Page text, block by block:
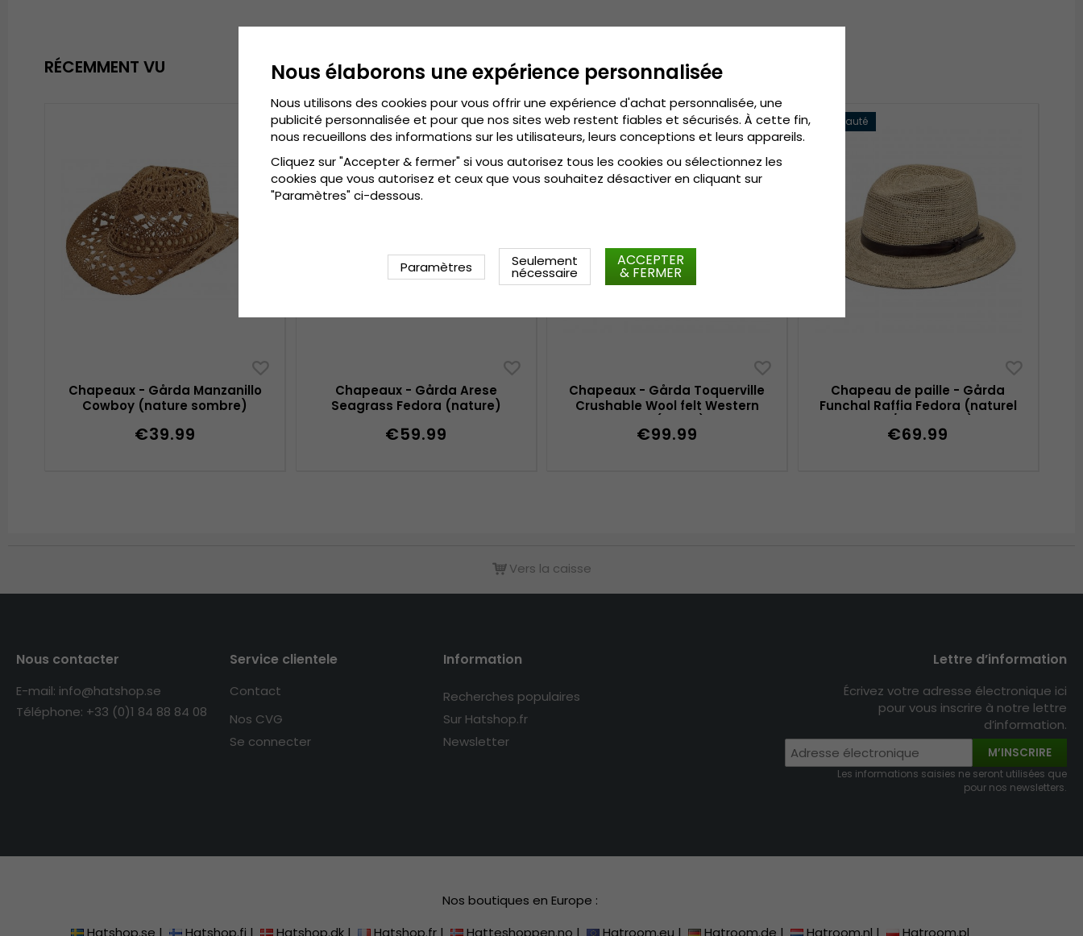
RÉCEMMENT VU
Chapeaux - Gårda Manzanillo
Cowboy (nature sombre)
€39.99
Chapeaux - Gårda Arese
Seagrass Fedora (nature)
€59.99
Chapeaux - Gårda Toquerville
Crushable Wool felt Western
€99.99
Nouveauté
Chapeau de paille - Gårda
Funchal Raffia Fedora (naturel
€69.99
Vers la caisse
Nous contacter
E-mail: info@hatshop.se
Téléphone: +33 (0)1 84 88 84 08
Service clientele
Contact
Nos CVG
Se connecter
Information
Recherches populaires
Sur Hatshop.fr
Newsletter
Lettre d’information
Écrivez votre adresse électronique ici
pour vous inscrire à notre lettre
d’information.
M’INSCRIRE
Les informations saisies ne seront utilisées que
pour nos newsletters.
Nos boutiques en Europe :
Hatshop.se | Hatshop.fi | Hatshop.dk | Hatshop.fr | Hatteshoppen.no | Hatroom.eu | Hatroom.de | Hatroom.nl | Hatroom.pl
Nous élaborons une expérience personnalisée
Nous utilisons des cookies pour vous offrir une expérience d'achat personnalisée, une
publicité personnalisée et pour que nos sites web restent fiables et sécurisés. À cette fin,
nous recueillons des informations sur les utilisateurs, leurs conceptions et leurs appareils.
Cliquez sur "Accepter & fermer" si vous autorisez tous les cookies ou sélectionnez les
cookies que vous autorisez et ceux que vous souhaitez désactiver en cliquant sur
"Paramètres" ci-dessous.
Paramètres Seulement
nécessaire
ACCEPTER
& FERMER